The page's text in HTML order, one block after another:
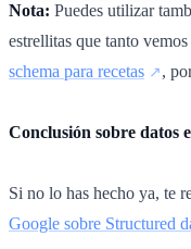
Nota: Puedes utilizar
estrellitas que tanto
schema para recetas
,
Conclusión sobre datos
Si no lo has hecho ya, te
Google sobre Structured